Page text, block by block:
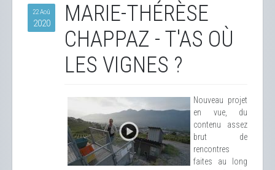
22 Aoû
2020
MARIE-THÉRÈSE
CHAPPAZ - T'AS OÙ
LES VIGNES ?
Nouveau projet
en vue, du
contenu assez
brut de
rencontres
faites au long